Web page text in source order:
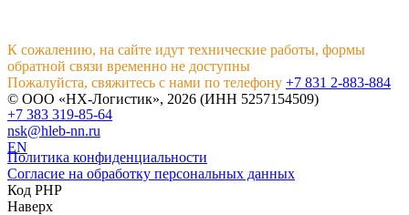
К сожалению, на сайте идут технические работы, формы
обратной связи временно не доступны
Пожалуйста, свяжитесь с нами по телефону +7 831 2-883-884
© ООО «НХ-Логистик», 2026 (ИНН 5257154509)
+7 383 319-85-64
nsk@hleb-nn.ru
EN
Политика конфиденциальности
Согласие на обработку персональных данных
Код PHP
Наверх